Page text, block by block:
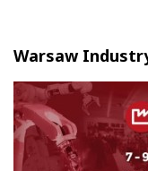
Warsaw